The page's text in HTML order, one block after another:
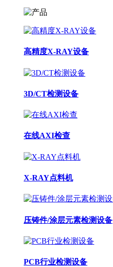
高精度X-RAY设备
3D/CT检测设备
在线AXI检查
X-RAY点料机
压铸件/涂层元素检测设备
PCB行业检测设备